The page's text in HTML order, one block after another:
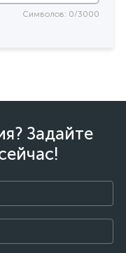
Символов: 0/3000
Задайте